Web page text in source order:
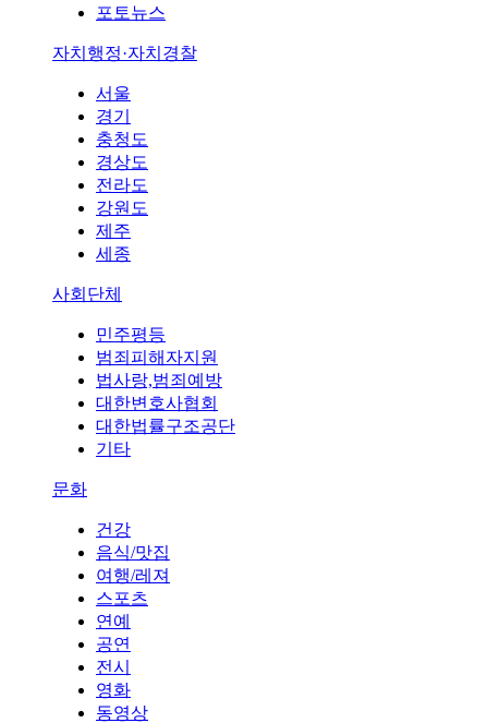
포토뉴스
자치행정·자치경찰
서울
경기
충청도
경상도
전라도
강원도
제주
세종
사회단체
민주평등
범죄피해자지원
법사랑,범죄예방
대한변호사협회
대한법률구조공단
기타
문화
건강
음식/맛집
여행/레져
스포츠
연예
공연
전시
영화
동영상